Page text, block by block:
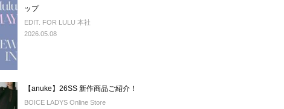
ップ
EDIT. FOR LULU 本社
2026.05.08
【anuke】26SS 新作商品ご紹介！
BOICE LADYS Online Store